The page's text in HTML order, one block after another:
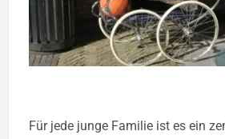
Für jede junge Familie ist es ein